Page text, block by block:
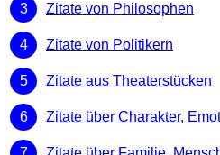
Zitate von Philosophen
Zitate von Politikern
Zitate aus Theaterstücken
Zitate über Charakter,